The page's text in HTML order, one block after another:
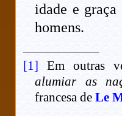
idade e
homens.
[1] Em outras
alumiar as
francesa deLe